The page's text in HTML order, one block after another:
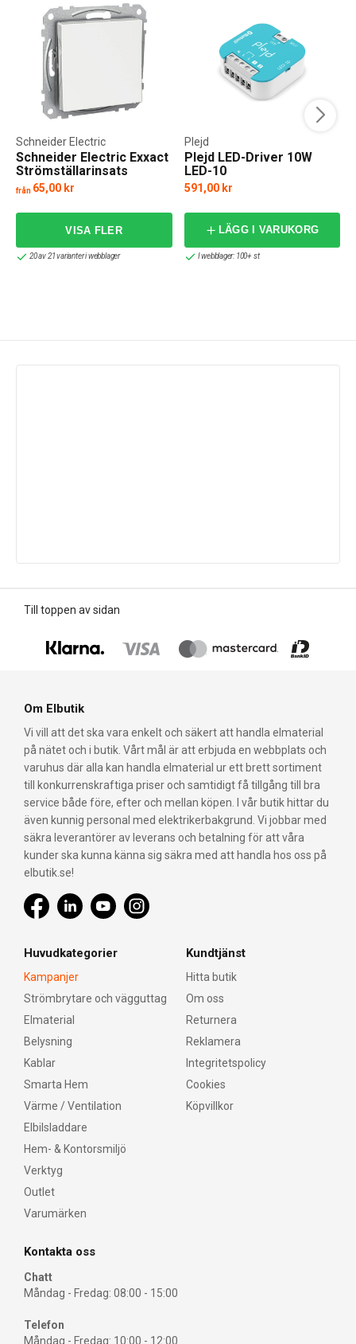
Schneider Electric Exxact
Strömställarinsats
Schneider Electric
från 65,00 kr
20 av 21 varianter i webblager
Plejd LED-Driver 10W
LED-10
Plejd
591,00 kr
LÄGG I VARUKORG
I webblager: 100+ st
Till toppen av sidan
Om Elbutik
Vi vill att det ska vara enkelt och säkert att handla elmaterial
på nätet och i butik. Vårt mål är att erbjuda en webbplats och
varuhus där alla kan handla elmaterial ur ett brett sortiment
till konkurrenskraftiga priser och samtidigt få tillgång till bra
service både före, efter och mellan köpen. I vår butik hittar du
även kunnig personal med elektrikerbakgrund. Vi jobbar med
säkra leverantörer av leverans och betalning för att våra
kunder ska kunna känna sig säkra med att handla hos oss på
elbutik.se!
Huvudkategorier
Kampanjer
Strömbrytare och vägguttag
Elmaterial
Belysning
Kablar
Smarta Hem
Värme / Ventilation
Elbilsladdare
Hem- & Kontorsmiljö
Verktyg
Outlet
Varumärken
Kundtjänst
Hitta butik
Om oss
Returnera
Reklamera
Integritetspolicy
Cookies
Köpvillkor
Kontakta oss
Chatt
Måndag - Fredag: 08:00 - 15:00
Telefon
Måndag - Fredag: 10:00 - 12:00